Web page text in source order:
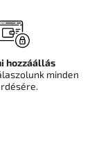
hozzáállás
minden